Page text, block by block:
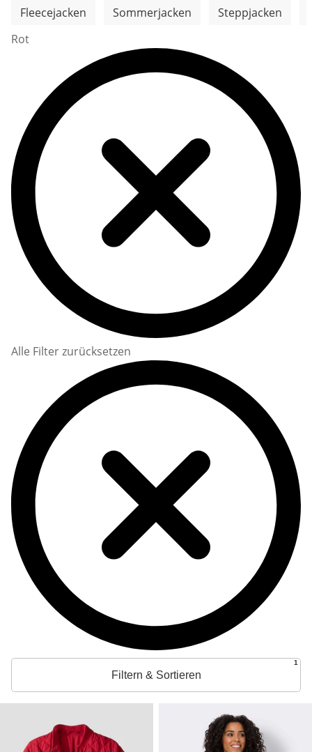
Weitere Kategorien überspringen
Fleecejacken Sommerjacken Steppjacken
Rot
Alle Filter zurücksetzen
Filtern & Sortieren
1